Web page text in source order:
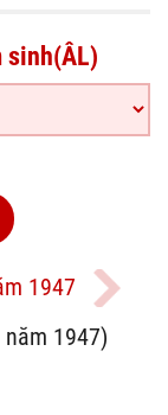
sinh(ÂL)
1947
1947)